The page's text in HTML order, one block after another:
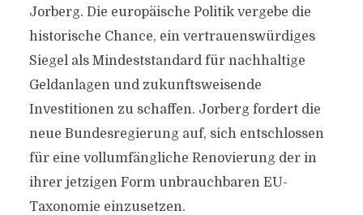
Jorberg. Die europäische Politik vergebe die
historische Chance, ein vertrauenswürdiges
Siegel als Mindeststandard für nachhaltige
Geldanlagen und zukunftsweisende
Investitionen zu schaffen. Jorberg fordert die
neue Bundesregierung auf, sich entschlossen
für eine vollumfängliche Renovierung der in
ihrer jetzigen Form unbrauchbaren EU-
Taxonomie einzusetzen.